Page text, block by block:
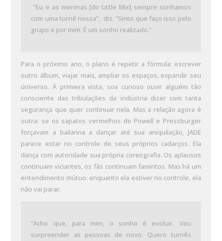
“Eu e as meninas [do Little Mix] sempre sonhamos
com uma turnê nossa”, diz. “Sinto que faço isso pelo
grupo e por mim. É um sonho realizado.”
Para o próximo ano, o plano é repetir a fórmula: escrever
outro álbum, viajar mais, ampliar os espaços, expandir seu
úniverso. À primeira vista, soa curioso ouvir alguém tão
consciente das tribulações da indústria dizer com tanta
segurança que quer continuar nela. Mas a relação agora é
outra: se os sapatos vermelhos de Powell e Pressburger
forçavam a bailarina a dançar até sua aniquilação, JADE
parece estar no controle de seus próprios cadarços. Ela
dança com autoridade sua própria coreografia. Os aplausos
continuam viciantes, os fãs continuam famintos. Mas há um
entendimento mútuo: enquanto ela estiver no controle, ela
não vai parar.
“Acho que, para mim, o sonho é evoluir. Vou
surpreender as pessoas de novo. Quero turnês